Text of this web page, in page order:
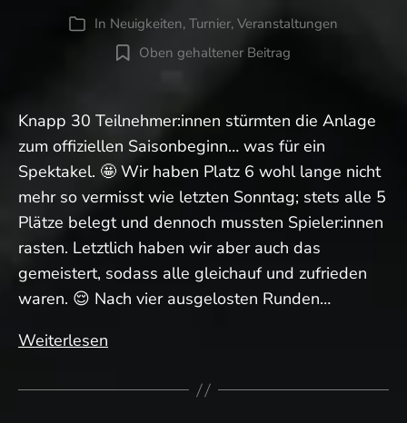
Kategorien
In Neuigkeiten, Turnier, Veranstaltungen
Oben gehaltener Beitrag
Knapp 30 Teilnehmer:innen stürmten die Anlage
zum offiziellen Saisonbeginn… was für ein
Spektakel. 🤩 Wir haben Platz 6 wohl lange nicht
mehr so vermisst wie letzten Sonntag; stets alle 5
Plätze belegt und dennoch mussten Spieler:innen
rasten. Letztlich haben wir aber auch das
gemeistert, sodass alle gleichauf und zufrieden
waren. 😌 Nach vier ausgelosten Runden…
Weiterlesen
beim